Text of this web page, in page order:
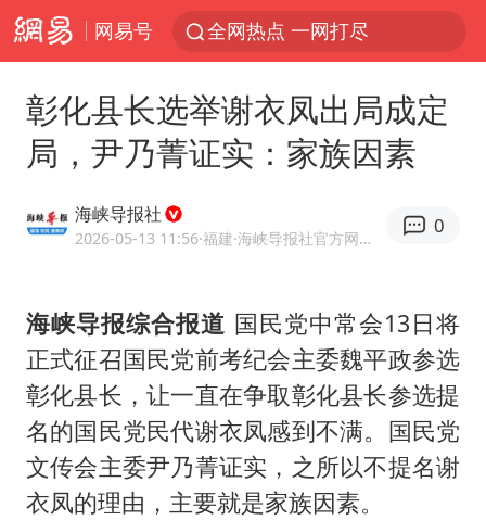
网易号 全网热点 一网打尽
彰化县长选举谢衣凤出局成定
局，尹乃菁证实：家族因素
海峡导报社
2026-05-13 11:56·福建 ·海峡导报社官方网易号
0
海峡导报综合报道 国民党中常会13日将
正式征召国民党前考纪会主委魏平政参选
彰化县长，让一直在争取彰化县长参选提
名的国民党民代谢衣凤感到不满。国民党
文传会主委尹乃菁证实，之所以不提名谢
衣凤的理由，主要就是家族因素。